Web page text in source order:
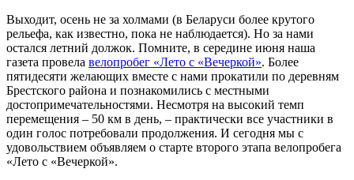
Выходит, осень не за холмами (в Беларуси более крутого
рельефа, как известно, пока не наблюдается). Но за нами
остался летний должок. Помните, в середине июня наша
газета провела велопробег «Лето с «Вечеркой». Более
пятидесяти желающих вместе с нами прокатили по деревням
Брестского района и познакомились с местными
достопримечательностями. Несмотря на высокий темп
перемещения – 50 км в день, – практически все участники в
один голос потребовали продолжения. И сегодня мы с
удовольствием объявляем о старте второго этапа велопробега
«Лето с «Вечеркой».